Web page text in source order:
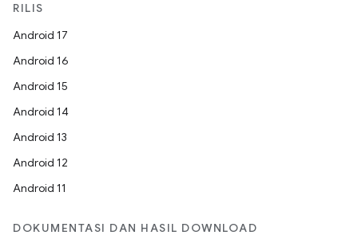
RILIS
Android 17
Android 16
Android 15
Android 14
Android 13
Android 12
Android 11
DOKUMENTASI DAN HASIL DOWNLOAD